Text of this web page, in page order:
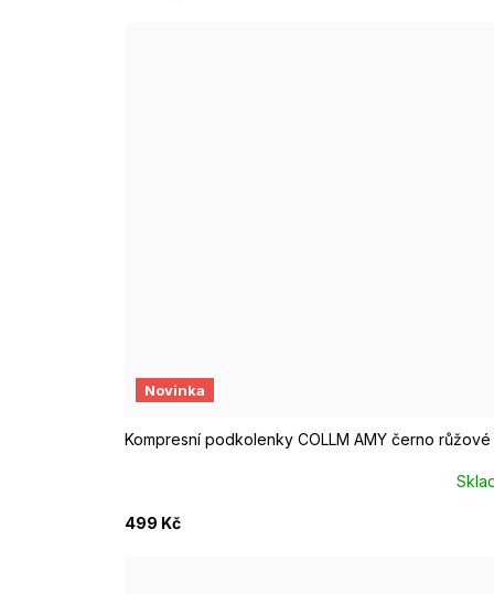
Novinka
Kompresní podkolenky COLLM AMY černo růžové
499 Kč